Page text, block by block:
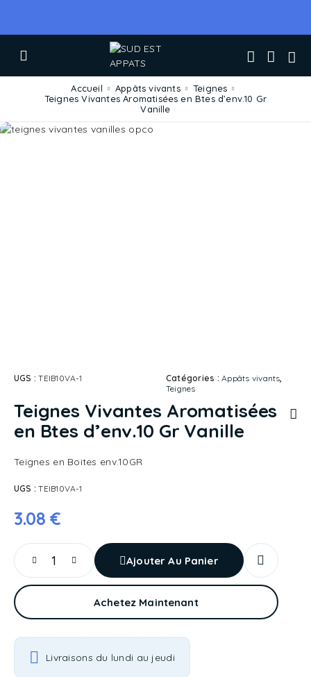
Accueil Appâts vivants
Teignes
Teignes Vivantes Aromatisées en Btes d’env.10 Gr
Vanille
UGS :TEIB10VA-1 Catégories :Appâts vivants,
Teignes
Teignes Vivantes Aromatisées
en Btes d’env.10 Gr Vanille
Teignes en Boites env.10GR
UGS :TEIB10VA-1
3.08 €
Ajouter Au Panier
Achetez Maintenant
Livraisons du lundi au jeudi